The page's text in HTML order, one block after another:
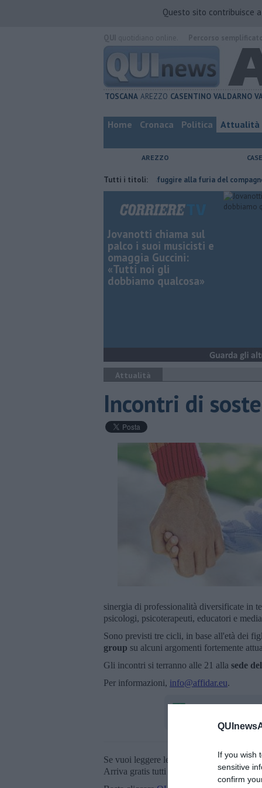
If you wish
sensitive
confirm
Questo sito contribuisce
TOSCANA AREZZO CASENTINO VALDARNO
Home Cronaca Politica Attualità
AREZZO
Tutti i titoli:
Nascosta in un bar per sfuggire alla furia del compagno
Jovanotti chiama sul
palco i suoi musicisti e
omaggia Guccini:
«Tutti noi gli
dobbiamo qualcosa»
Attualità
Incontri di
sinergia di professionalità diversificate in
psicologi, psicoterapeuti, educatori e
Sono previsti tre cicli, in base all'età dei
group su alcuni argomenti fortemente
Gli incontri si terranno alle 21 alla sede
Per informazioni, info@affidar.eu.
Se vuoi leggere le notizie principali della
Arriva gratis tutti i giorni alle 20:00